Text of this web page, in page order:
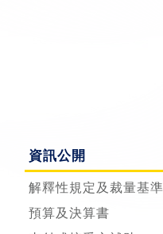
資訊公開
解釋性規定及裁量基準
預算及決算書